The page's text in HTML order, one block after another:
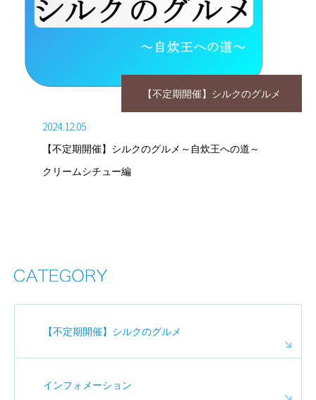
【不定期開催】シルクのグルメ
2024.12.05
【不定期開催】シルクのグルメ～自炊王への道～
クリームシチュー編
【不定期開催】シルクのグルメ
インフォメーション